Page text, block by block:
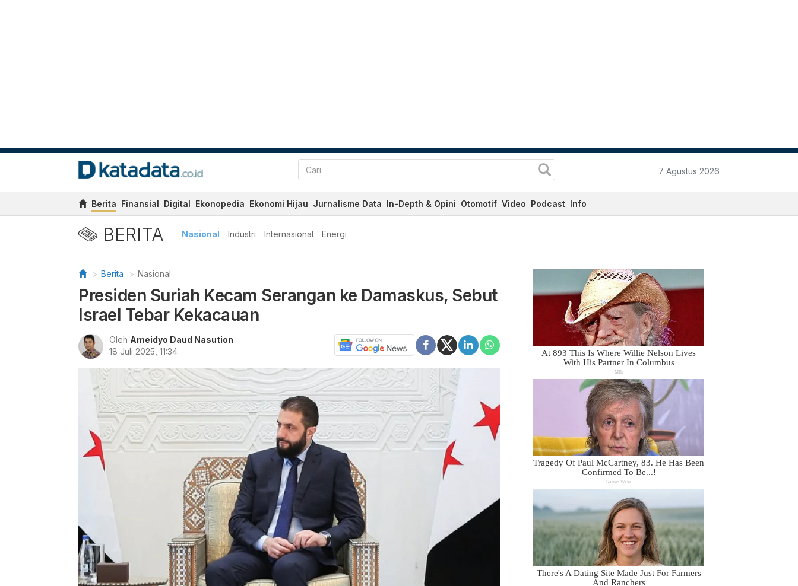
7 Agustus 2026
Berita Finansial Digital Ekonopedia Ekonomi Hijau Jurnalisme Data In-Depth & Opini Otomotif Video Podcast Info
BERITA Nasional Industri Internasional Energi
Berita Nasional
Presiden Suriah Kecam Serangan ke Damaskus, Sebut
Israel Tebar Kekacauan
Oleh Ameidyo Daud Nasution
18 Juli 2025, 11:34